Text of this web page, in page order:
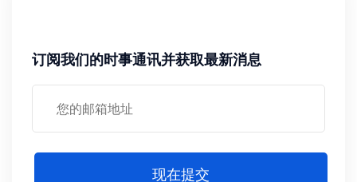
订阅我们的时事通讯并获取最新消息
现在提交